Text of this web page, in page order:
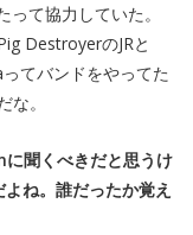
て協力していた。
DestroyerのJRと
てバンドをやってた
。
聞くべきだと思うけ
ね。誰だったか覚え